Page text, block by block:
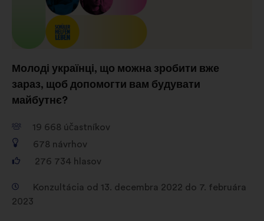
Молоді українці, що можна зробити вже
зараз, щоб допомогти вам будувати
майбутнє?
19 668 účastníkov
678 návrhov
276 734 hlasov
Konzultácia od 13. decembra 2022 do 7. februára
2023